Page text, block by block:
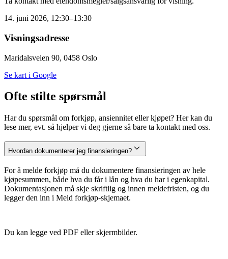
14. juni 2026, 12:30–13:30
Visningsadresse
Maridalsveien 90, 0458 Oslo
Se kart i Google
Ofte stilte spørsmål
Har du spørsmål om forkjøp, ansiennitet eller kjøpet? Her kan du
lese mer, evt. så hjelper vi deg gjerne så bare ta kontakt med oss.
Hvordan dokumenterer jeg finansieringen?
For å melde forkjøp må du dokumentere finansieringen av hele
kjøpesummen, både hva du får i lån og hva du har i egenkapital.
Dokumentasjonen må skje skriftlig og innen meldefristen, og du
legger den inn i Meld forkjøp-skjemaet.
Du kan legge ved PDF eller skjermbilder.